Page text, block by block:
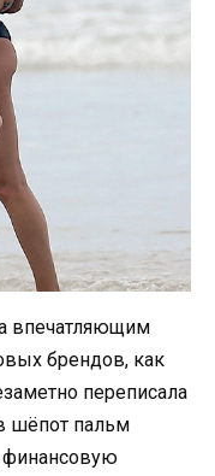
впечатляющим
брендов, как
переписала
шёпот пальм
финансовую